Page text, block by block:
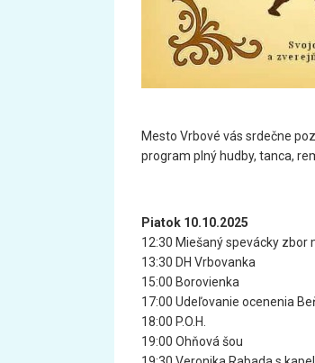
Mesto Vrbové vás srdečne
program plný hudby, tanca,
Piatok 10.10.2025
12:30 Miešaný spevácky zbor
13:30 DH Vrbovanka
15:00 Borovienka
17:00 Udeľovanie ocenenia
18:00 P.O.H.
19:00 Ohňová šou